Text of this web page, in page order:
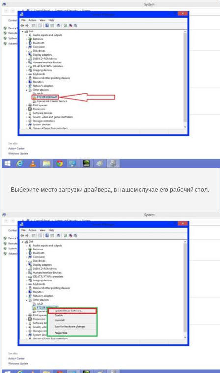
Выберите место загрузки драйвера, в нашем случае его рабочий стол.